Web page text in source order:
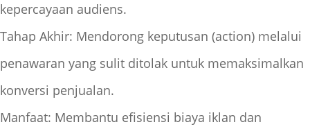
kepercayaan audiens.
Tahap Akhir: Mendorong keputusan (action) melalui
penawaran yang sulit ditolak untuk memaksimalkan
konversi penjualan.
Manfaat: Membantu efisiensi biaya iklan dan